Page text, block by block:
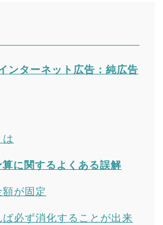
ンターネット広告：純広告
は
に関するよくある誤解
額が固定
ば必ず消化することが出来